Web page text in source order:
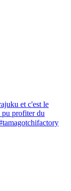
et c'est le
pu profiter du